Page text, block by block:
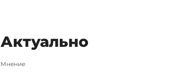
Актуально
Мнение